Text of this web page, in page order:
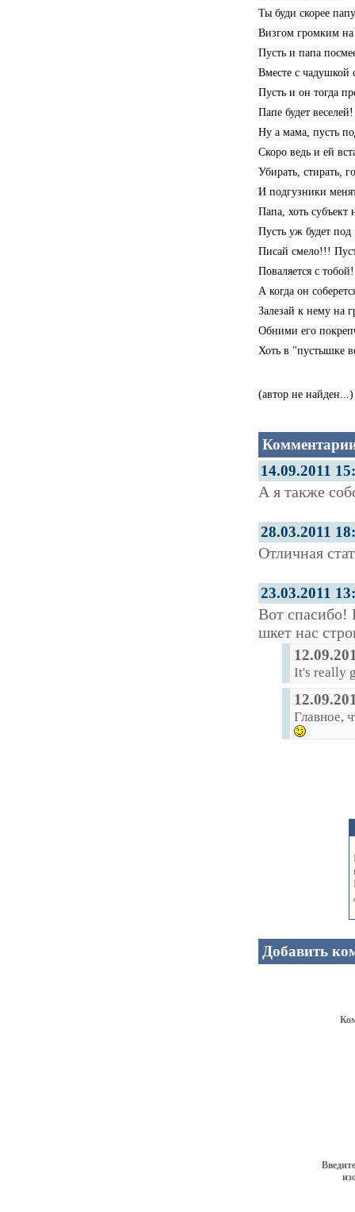
Ты буди скорее
Визгом громким на
Пусть и папа
Вместе с чадушкой
Пусть и он тогда
Папе будет веселей!
Ну а мама, пусть
Скоро ведь и ей
Убирать, стирать,
И подгузники
Папа, хоть
Пусть уж будет под
Писай смело!!!
Поваляется с
А когда он
Залезай к нему на
Обними его
Хоть в "пустышке
(автор не найден...)
14.09.2011
А я также
28.03.2011
Отличная
23.03.2011
Вот спасибо!
шкет нас
It's really
Главное,
Добавить